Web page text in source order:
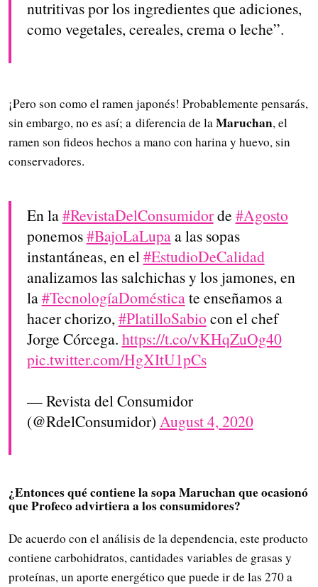
nutritivas por los ingredientes que adiciones,
como vegetales, cereales, crema o leche”.
¡Pero son como el ramen japonés! Probablemente pensarás,
sin embargo, no es así; a diferencia de laMaruchan, el
ramen son fideos hechos a mano con harina y huevo, sin
conservadores.
En la#RevistaDelConsumidorde #Agosto
ponemos#BajoLaLupaa las sopas
instantáneas, en el #EstudioDeCalidad
analizamos las salchichas y los jamones, en
la#TecnologíaDomésticate enseñamos a
hacer chorizo, #PlatilloSabio con el chef
Jorge Córcega. https://t.co/vKHqZuOg40
pic.twitter.com/HgXItU1pCs
— Revista del Consumidor
(@RdelConsumidor) August 4, 2020
¿Entonces qué contiene la sopa Maruchan que ocasionó
que Profeco advirtiera a los consumidores?
De acuerdo con el análisis de la dependencia, este producto
contiene carbohidratos, cantidades variables de grasas y
proteínas, un aporte energético que puede ir de las 270 a